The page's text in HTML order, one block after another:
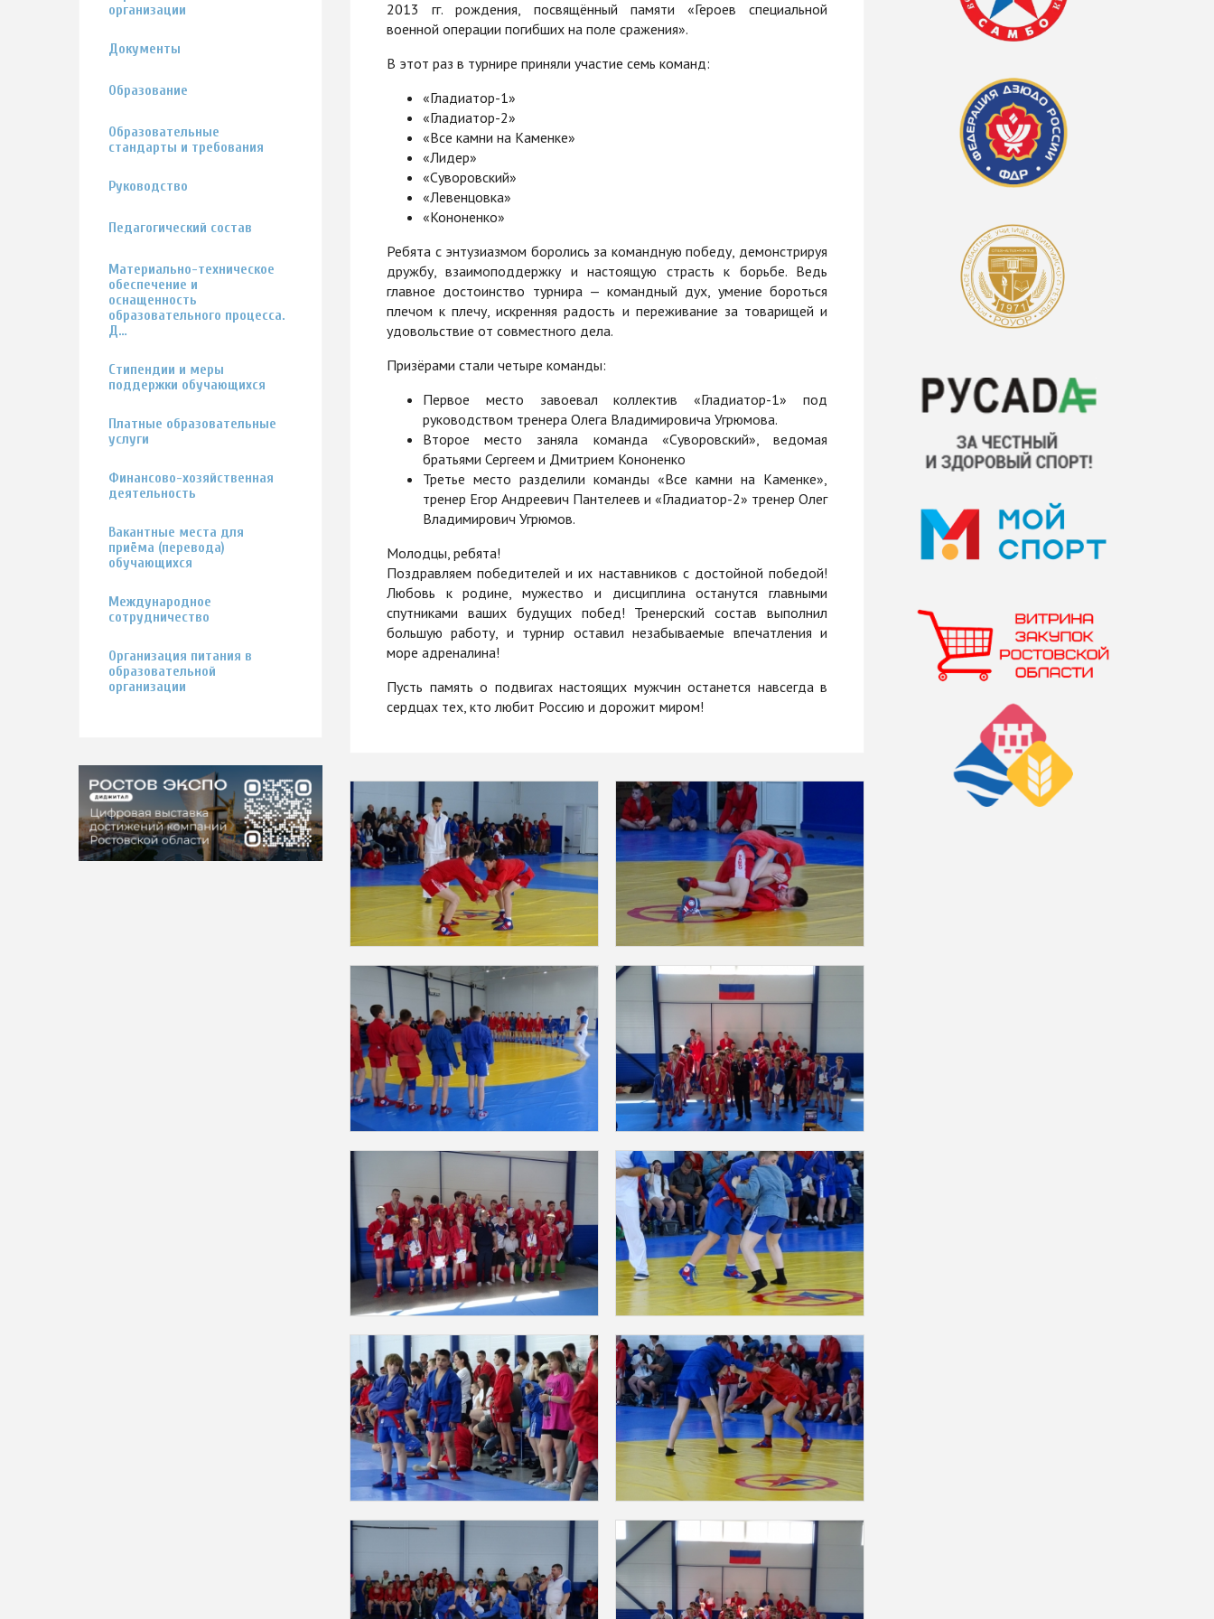
2013 гг. рождения, посвящённый памяти «Героев специальной
военной операции погибших на поле сражения».
В этот раз в турнире приняли участие семь команд:
«Гладиатор-1»
«Гладиатор-2»
«Все камни на Каменке»
«Лидер»
«Суворовский»
«Левенцовка»
«Кононенко»
Ребята с энтузиазмом боролись за командную победу, демонстрируя
дружбу, взаимоподдержку и настоящую страсть к борьбе. Ведь
главное достоинство турнира — командный дух, умение бороться
плечом к плечу, искренняя радость и переживание за товарищей и
удовольствие от совместного дела.
Призёрами стали четыре команды:
Первое место завоевал коллектив «Гладиатор-1» под
руководством тренера Олега Владимировича Угрюмова.
Второе место заняла команда «Суворовский», ведомая
братьями Сергеем и Дмитрием Кононенко
Третье место разделили команды «Все камни на Каменке»,
тренер Егор Андреевич Пантелеев и «Гладиатор-2» тренер Олег
Владимирович Угрюмов.
Молодцы, ребята!
Поздравляем победителей и их наставников с достойной победой!
Любовь к родине, мужество и дисциплина останутся главными
спутниками ваших будущих побед! Тренерский состав выполнил
большую работу, и турнир оставил незабываемые впечатления и
море адреналина!
Пусть память о подвигах настоящих мужчин останется навсегда в
сердцах тех, кто любит Россию и дорожит миром!
организации
Документы
Образование
Образовательные
стандарты и требования
Руководство
Педагогический состав
Материально-техническое
обеспечение и
оснащенность
образовательного процесса.
Д…
Стипендии и меры
поддержки обучающихся
Платные образовательные
услуги
Финансово-хозяйственная
деятельность
Вакантные места для
приёма (перевода)
обучающихся
Международное
сотрудничество
Организация питания в
образовательной
организации